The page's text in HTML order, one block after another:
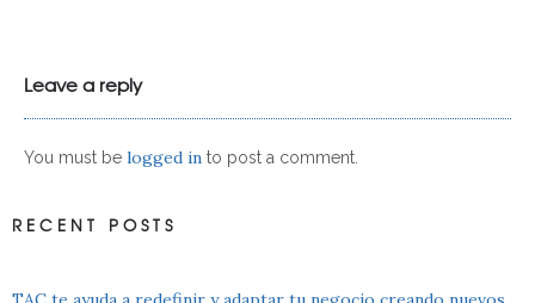
Leave a reply
You must be logged in to post a comment.
RECENT POSTS